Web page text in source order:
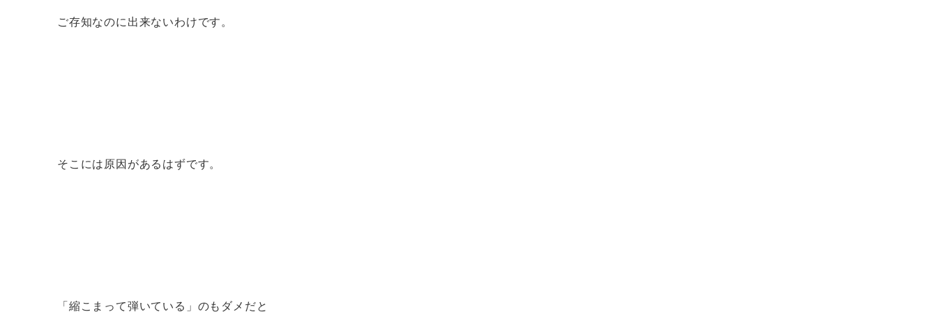
ご存知なのに出来ないわけです。
そこには原因があるはずです。
「縮こまって弾いている」のもダメだと